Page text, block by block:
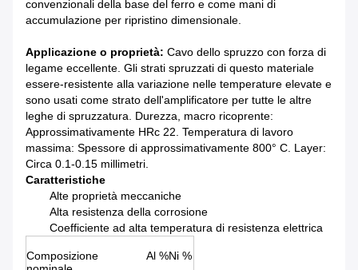
convenzionali della base del ferro e come mani di
accumulazione per ripristino dimensionale.
Applicazione o proprietà: Cavo dello spruzzo con forza di
legame eccellente. Gli strati spruzzati di questo materiale
essere-resistente alla variazione nelle temperature elevate e
sono usati come strato dell'amplificatore per tutte le altre
leghe di spruzzatura. Durezza, macro ricoprente:
Approssimativamente HRc 22. Temperatura di lavoro
massima: Spessore di approssimativamente 800° C. Layer:
Circa 0.1-0.15 millimetri.
Caratteristiche
Alte proprietà meccaniche
Alta resistenza della corrosione
Coefficiente ad alta temperatura di resistenza elettrica
Composizione
Al %Ni %